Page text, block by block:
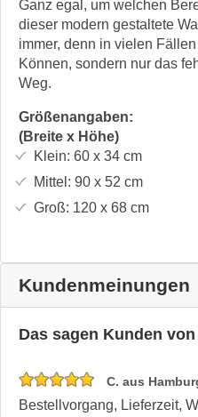
Ganz egal, um welchen
dieser modern gestaltete
immer, denn in vielen
Können, sondern nur das
Weg.
Größenangaben:
(Breite x Höhe)
Klein: 60 x 34cm
Mittel: 90 x 52 cm
Groß: 120 x 68cm
Kundenmeinungen
Das sagen Kunden
C. aus
Bestellvorgang, Lieferzeit,